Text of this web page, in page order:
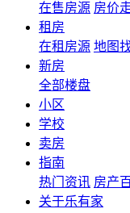
在售房源 房价
租房
在租房源 地图
新房
全部楼盘
小区
学校
卖房
指南
热门资讯 房产
关于乐有家